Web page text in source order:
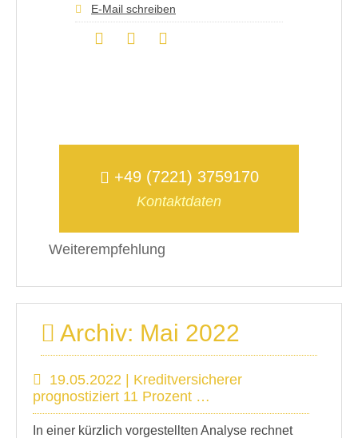
E-Mail schreiben
+49 (7221) 3759170
Kontaktdaten
Weiterempfehlung
Archiv: Mai 2022
19.05.2022 | Kreditversicherer
prognostiziert 11 Prozent …
In einer kürzlich vorgestellten Analyse rechnet